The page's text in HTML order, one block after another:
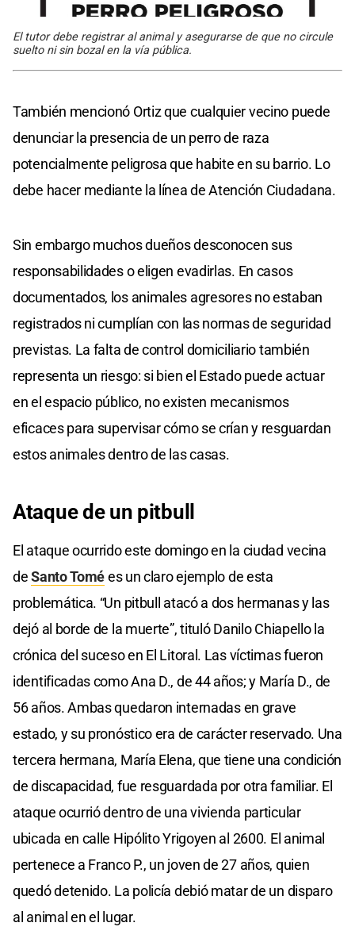
El tutor debe registrar al animal y asegurarse de que no circule
suelto ni sin bozal en la vía pública.
También mencionó Ortiz que cualquier vecino puede
denunciar la presencia de un perro de raza
potencialmente peligrosa que habite en su barrio. Lo
debe hacer mediante la línea de Atención Ciudadana.
Sin embargo muchos dueños desconocen sus
responsabilidades o eligen evadirlas. En casos
documentados, los animales agresores no estaban
registrados ni cumplían con las normas de seguridad
previstas. La falta de control domiciliario también
representa un riesgo: si bien el Estado puede actuar
en el espacio público, no existen mecanismos
eficaces para supervisar cómo se crían y resguardan
estos animales dentro de las casas.
Ataque de un pitbull
El ataque ocurrido este domingo en la ciudad vecina
deSanto Tomées un claro ejemplo de esta
problemática. “Un pitbull atacó a dos hermanas y las
dejó al borde de la muerte”, tituló Danilo Chiapello la
crónica del suceso en El Litoral. Las víctimas fueron
identificadas como Ana D., de 44 años; y María D., de
56 años. Ambas quedaron internadas en grave
estado, y su pronóstico era de carácter reservado. Una
tercera hermana, María Elena, que tiene una condición
de discapacidad, fue resguardada por otra familiar. El
ataque ocurrió dentro de una vivienda particular
ubicada en calle Hipólito Yrigoyen al 2600. El animal
pertenece a Franco P., un joven de 27 años, quien
quedó detenido. La policía debió matar de un disparo
al animal en el lugar.